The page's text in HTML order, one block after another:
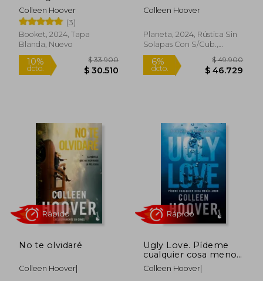
10%
dcto. $ 62.910
10%
dcto. $
Colleen Hoover
(3)
Booket, 2024, Tapa
Blanda, Nuevo
Colleen Hoover
Planeta, 2024, Rústica Sin
Solapas Con S/cub.,
Nuevo
Rápido
No te olvidaré
Colleen Hoover|
Ugly Love. Pídeme
cualquier cosa menos
amor. Tapa
Colleen Hoover|